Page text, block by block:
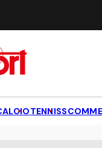
TENNIS